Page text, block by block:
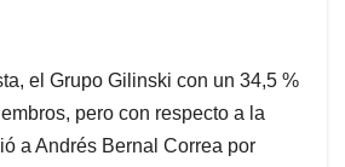
el Grupo Gilinski con un 34,5 %
pero con respecto a la
a Andrés Bernal Correa por